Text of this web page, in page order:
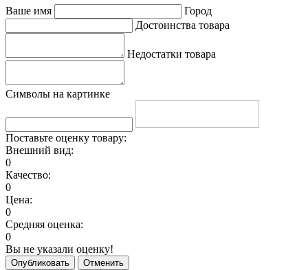
Ваше имя
Город
Достоинства товара
Недостатки товара
Символы на картинке
Поставьте оценку товару:
Внешний вид:
0
Качество:
0
Цена:
0
Средняя оценка:
0
Вы не указали оценку!
Опубликовать Отменить